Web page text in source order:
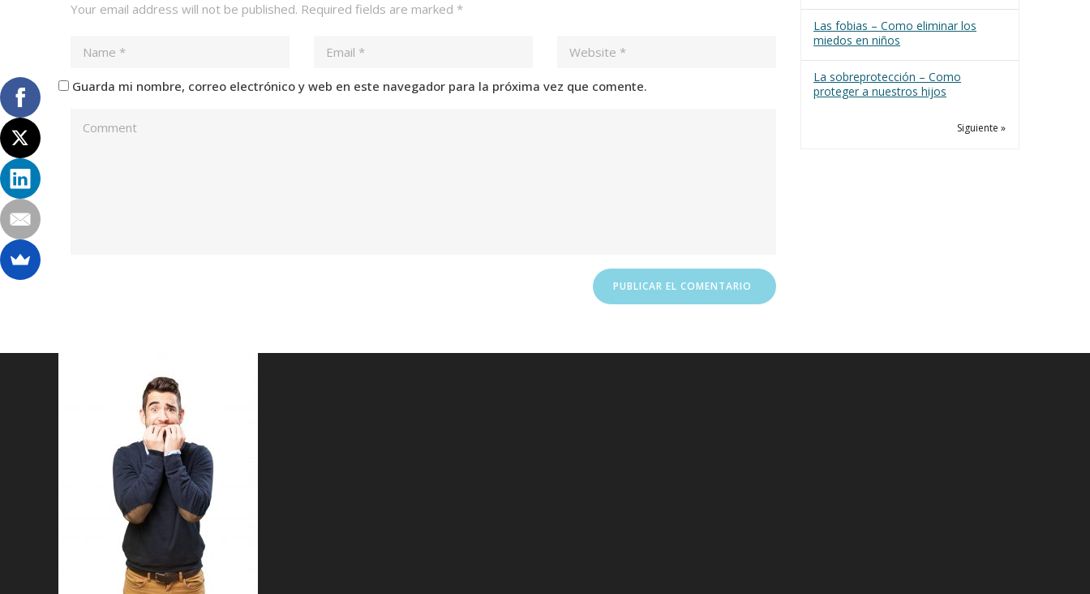
Your email address will not be published. Required fields are marked *
Guarda mi nombre, correo electrónico y web en este navegador para la próxima vez que comente.
Las fobias – Como eliminar los
miedos en niños
La sobreprotección – Como
proteger a nuestros hijos
Siguiente »